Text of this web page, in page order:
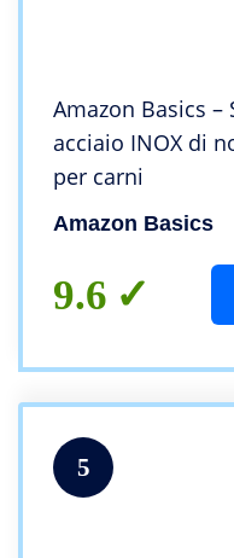
Amazon Basics
acciaio INOX di
per carni
Amazon Basics
9.6
5